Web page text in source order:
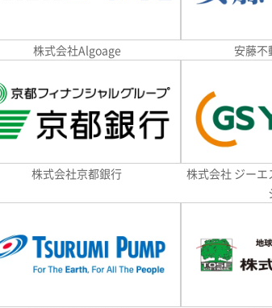
株式会社Algoage 安藤不
株式会社京都銀行
株式会社 ジー